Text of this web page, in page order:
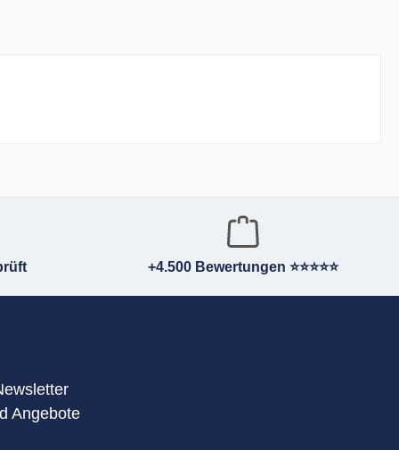
+4.500 Bewertungen ⭐⭐⭐⭐⭐
Angebote